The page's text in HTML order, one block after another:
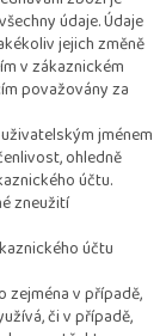
údaje. Údaje
jejich změně
v zákaznickém
považovány za
jménem
ohledně
účtu.
zneužití
účtu
zejména v případě,
či v případě,